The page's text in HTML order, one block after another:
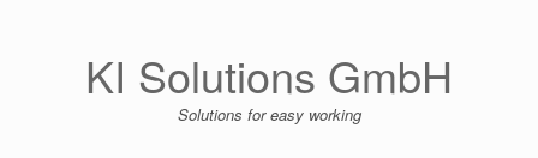
KI Solutions GmbH
Solutions for easy working